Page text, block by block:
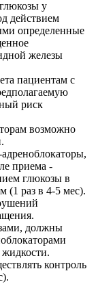
у
действием
определенные
железы
пациентам с
риск
возможно
приема -
глюкозы в
(1 раз в 4-5 мес).
должны
контроль